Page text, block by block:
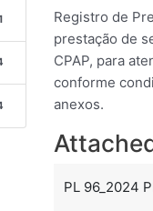
Registro de
prestação de
CPAP, para
conforme
anexos.
PL 96_2024